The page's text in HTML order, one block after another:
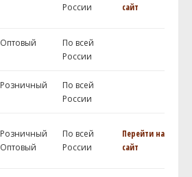
России
сайт
Оптовый
По всей
России
Розничный
По всей
России
Розничный
Оптовый
По всей
России
Перейти на
сайт